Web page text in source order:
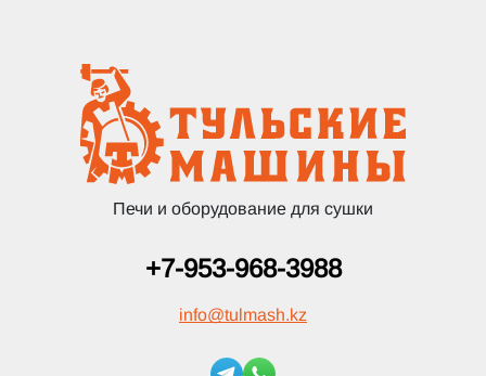
Печи и оборудование для сушки
+7-953-968-3988
info@tulmash.kz